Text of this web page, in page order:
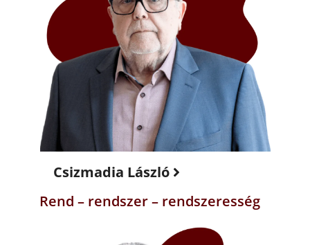
Csizmadia László
Rend – rendszer – rendszeresség